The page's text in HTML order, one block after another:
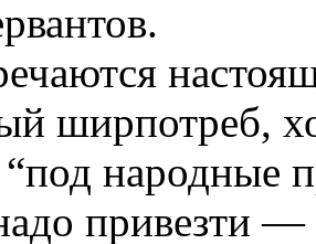
ширпотреб,
“под народные
привезти